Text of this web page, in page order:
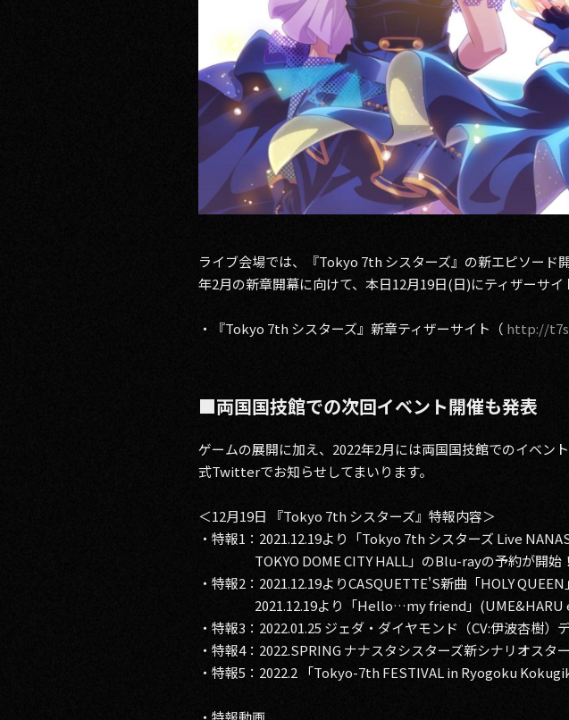
ライブ会場では、『Tokyo 7th シスターズ』の新エピソード
年2月の新章開幕に向けて、本日12月19日(日)にティザーサ
・『Tokyo 7th シスターズ』新章ティザーサイト（ http://
■両国国技館での次回イベント開催も発表
ゲームの展開に加え、2022年2月には両国国技館でのイベ
式Twitterでお知らせしてまいります。
＜12月19日 『Tokyo 7th シスターズ』特報内容＞
・特報1：2021.12.19より「Tokyo 7th シスターズ Live
TOKYO DOME CITY HALL」のBlu-rayの予約が開始！
・特報2：2021.12.19よりCASQUETTE'S新曲「HOLY
2021.12.19より「Hello…my friend」(UME&HARU
・特報3：2022.01.25 ジェダ・ダイヤモンド（CV:伊波杏樹）
・特報4：2022.SPRING ナナスタシスターズ新シナリオスタ
・特報5：2022.2 「Tokyo-7th FESTIVAL in Ryogoku